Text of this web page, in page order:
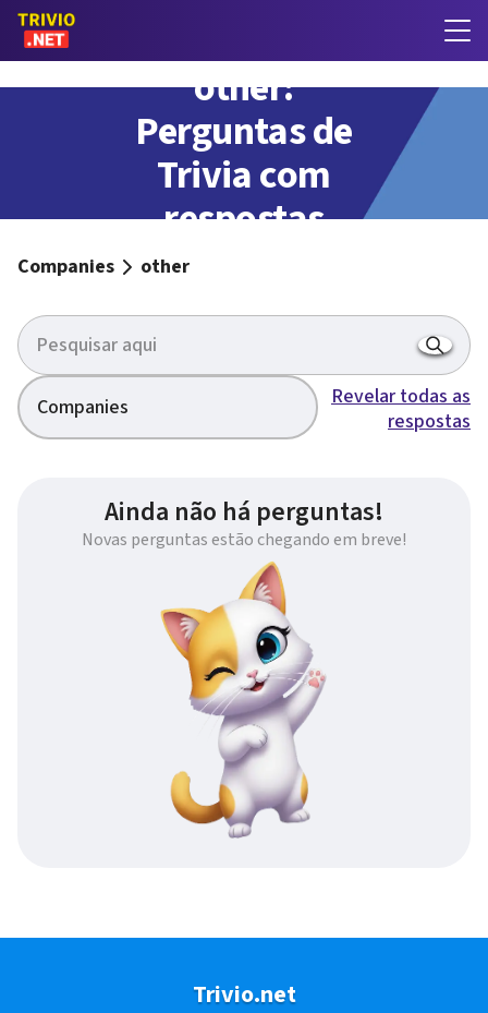
other:
Perguntas de
Trivia com
respostas
Companies other
Companies
Revelar todas as
respostas
Ainda não há perguntas!
Novas perguntas estão chegando em breve!
Trivio.net